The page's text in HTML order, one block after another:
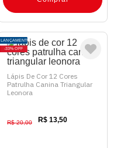
LANÇAMENTO
33% OFF
Lápis De Cor 12 Cores
Patrulha Canina Triangular
Leonora
R$ 20,00 R$ 13,50